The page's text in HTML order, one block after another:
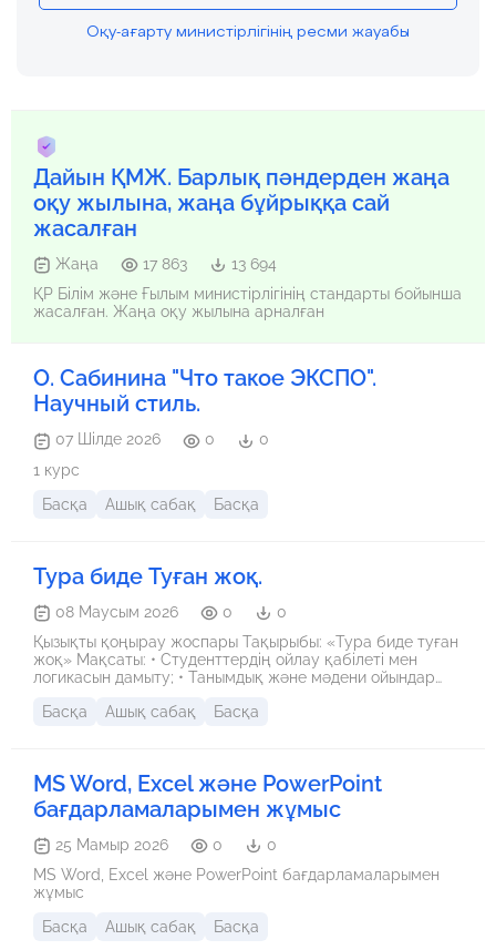
Оқу-ағарту министірлігінің ресми жауабы
Дайын ҚМЖ. Барлық пәндерден жаңа
оқу жылына, жаңа бұйрыққа сай
жасалған
Жаңа 17 863
13 694
ҚР Білім және Ғылым министірлігінің стандарты бойынша
жасалған. Жаңа оқу жылына арналған
О. Сабинина "Что такое ЭКСПО".
Научный стиль.
07 Шілде 2026 0
0
1 курс
Басқа
Ашық сабақ Басқа
Тура биде Туған жоқ.
08 Маусым 2026 0
0
Қызықты қоңырау жоспары Тақырыбы: «Тура биде туған
жоқ» Мақсаты: • Студенттердің ойлау қабілеті мен
логикасын дамыту; • Танымдық және мәдени ойындар
жұмыс пен белсенділікке баулу; • Студенттердің әр
тақырыпты түсіндіреді: – «Бүгінгі қызықты
қоңырауымызда біз әртүрлі ойындар ойнап, елдер мен
мақал-мәтелдер әлеміне саяхат жасаймыз!» ІІ. Кіріспе •
Студенттерге қысқаша ережелер мен ойындардың
мақсаты түсіндіріледі. • Сыйлықтар туралы хабарлау
(шоколад, қалам, стикерлер, кішкене тәттілер). ІІІ. Негізгі
бөлім 1. Мақал-мәтелдер ойыны • Студенттерге бірнеше
жалғасын табу немесе мақалға мысал келтіру
Басқа Ашық сабақ Басқа
MS Word, Excel және PowerPoint
бағдарламаларымен жұмыс
25 Мамыр 2026 0
0
MS Word, Excel және PowerPoint бағдарламаларымен
жұмыс
Басқа
Ашық сабақ Басқа